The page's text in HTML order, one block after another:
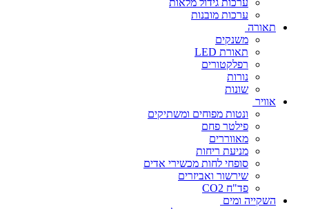
ערכות מובנות
תאורה
משנקים
תאורת LED
רפלקטורים
נורות
שונות
אוויר
ונטות מפוחים ומשתיקים
פילטר פחם
מאווררים
מניעת ריחות
סופחי לחות מכשירי אדים
שירשור ואביזרים
פד"ח CO2
השקייה ומים